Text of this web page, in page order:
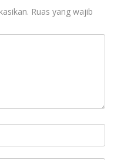
Ruas yang wajib